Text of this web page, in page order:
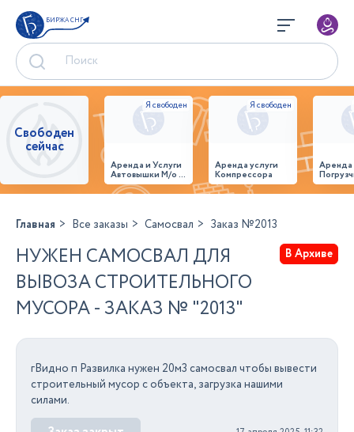
БИРЖА СНГ
Свободен
сейчас
Аренда и Услуги
Автовышки М/о г.
Домодедово
26,28,32 место
Аренда услуги
Компрессора
Главная Все заказы Самосвал Заказ №2013
НУЖЕН САМОСВАЛ ДЛЯ
ВЫВОЗА СТРОИТЕЛЬНОГО
МУСОРА - ЗАКАЗ № "2013"
В Архиве
гВидно п Развилка нужен 20м3 самосвал чтобы вывести
строительный мусор с объекта, загрузка нашими
силами.